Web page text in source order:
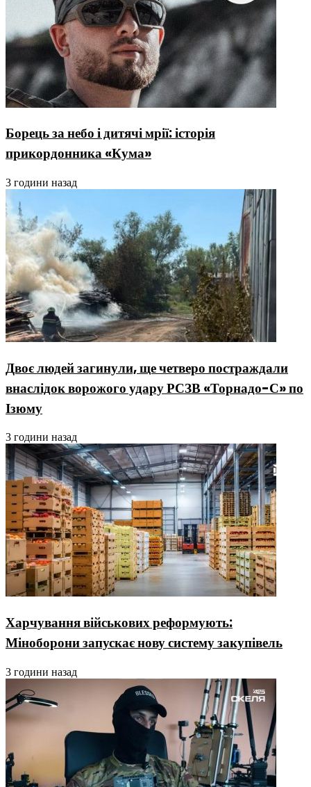
Борець за небо і дитячі мрії: історія
прикордонника «Кума»
3 години назад
Двоє людей загинули, ще четверо постраждали
внаслідок ворожого удару РСЗВ «Торнадо-С» по
Ізюму
3 години назад
Харчування військових реформують:
Міноборони запускає нову систему закупівель
3 години назад